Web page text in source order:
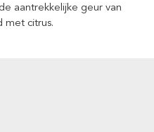
aantrekkelijke geur van
met citrus.